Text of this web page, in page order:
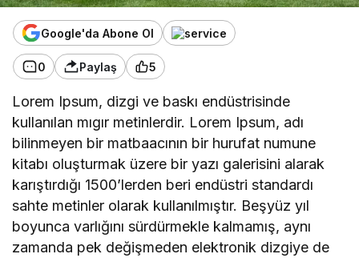
Google'da Abone Ol
0 Paylaş 5
Lorem Ipsum, dizgi ve baskı endüstrisinde
kullanılan mıgır metinlerdir. Lorem Ipsum, adı
bilinmeyen bir matbaacının bir hurufat numune
kitabı oluşturmak üzere bir yazı galerisini alarak
karıştırdığı 1500’lerden beri endüstri standardı
sahte metinler olarak kullanılmıştır. Beşyüz yıl
boyunca varlığını sürdürmekle kalmamış, aynı
zamanda pek değişmeden elektronik dizgiye de